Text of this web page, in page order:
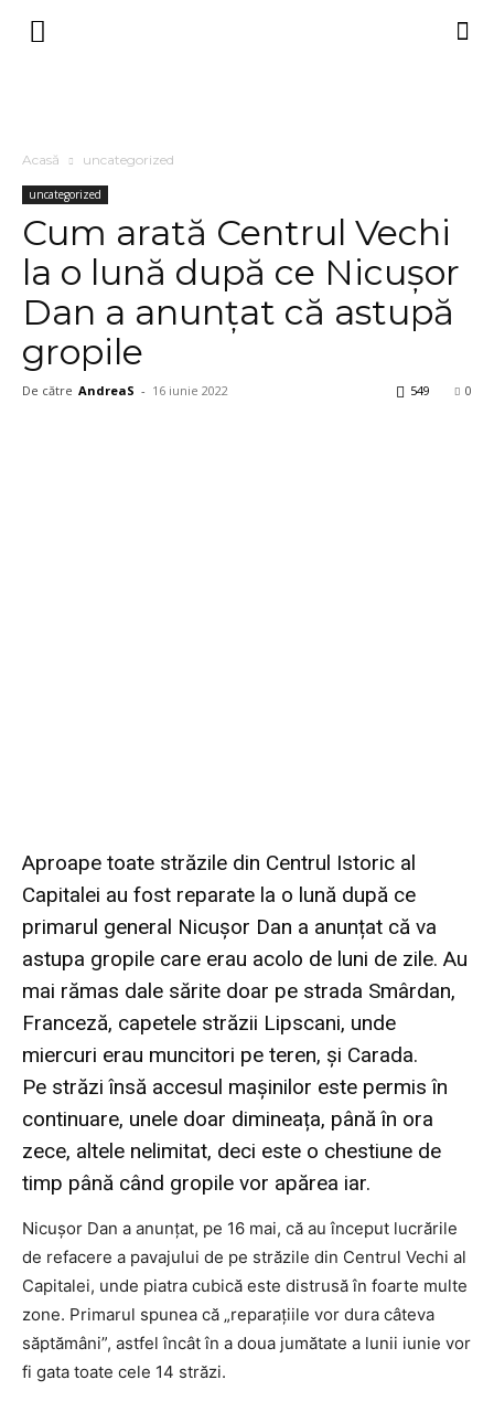
Acasă uncategorized
uncategorized
Cum arată Centrul Vechi
la o lună după ce Nicușor
Dan a anunțat că astupă
gropile
De către AndreaS - 16 iunie 2022 0
549
Aproape toate străzile din Centrul Istoric al
Capitalei au fost reparate la o lună după ce
primarul general Nicușor Dan a anunțat că va
astupa gropile care erau acolo de luni de zile. Au
mai rămas dale sărite doar pe strada Smârdan,
Franceză, capetele străzii Lipscani, unde
miercuri erau muncitori pe teren, și Carada.
Pe străzi însă accesul mașinilor este permis în
continuare, unele doar dimineața, până în ora
zece, altele nelimitat, deci este o chestiune de
timp până când gropile vor apărea iar.
Nicuşor Dan a anunţat, pe 16 mai, că au început lucrările
de refacere a pavajului de pe străzile din Centrul Vechi al
Capitalei, unde piatra cubică este distrusă în foarte multe
zone. Primarul spunea că „reparațiile vor dura câteva
săptămâni”, astfel încât în a doua jumătate a lunii iunie vor
fi gata toate cele 14 străzi.